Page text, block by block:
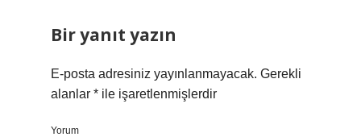
Bir yanıt yazın
E-posta adresiniz yayınlanmayacak. Gerekli
alanlar * ile işaretlenmişlerdir
Yorum